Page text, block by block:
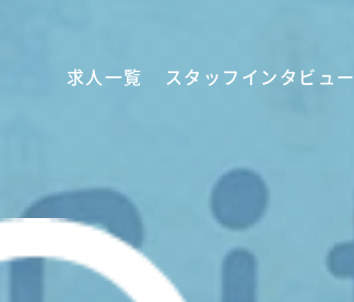
求人一覧 スタッフインタビュー